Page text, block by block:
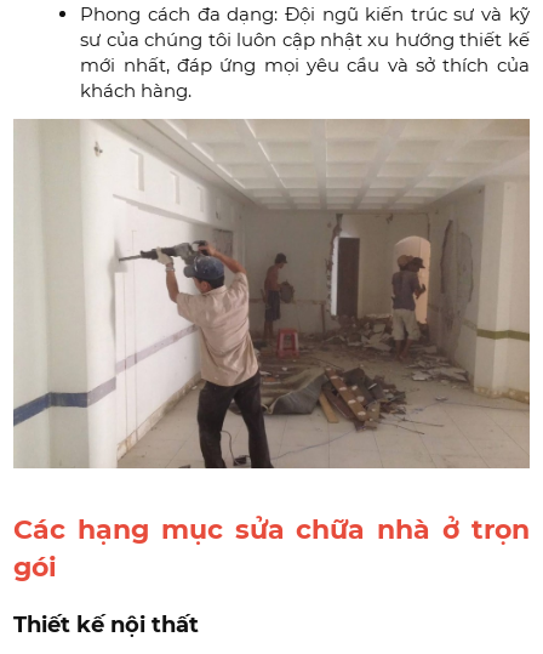
Phong cách đa dạng: Đội ngũ kiến trúc sư và kỹ
sư của chúng tôi luôn cập nhật xu hướng thiết kế
mới nhất, đáp ứng mọi yêu cầu và sở thích của
khách hàng.
Các hạng mục sửa chữa nhà ở trọn
gói
Thiết kế nội thất